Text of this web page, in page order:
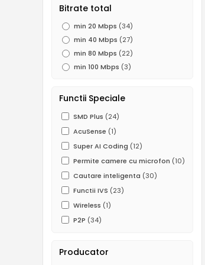
Bitrate total
min 20 Mbps (34)
min 40 Mbps (27)
min 80 Mbps (22)
min 100 Mbps (3)
Functii Speciale
SMD Plus (24)
AcuSense (1)
Super AI Coding (12)
Permite camere cu microfon (10)
Cautare inteligenta (30)
Functii IVS (23)
Wireless (1)
P2P (34)
Producator